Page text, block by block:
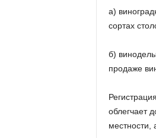
а)
сортах
б)
продаже
облегчает
местности,